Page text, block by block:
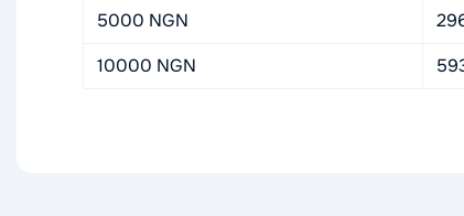
5000 NGN
10000 NGN